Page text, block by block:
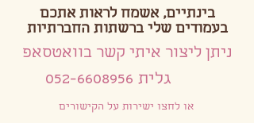
בינתיים, אשמח לראות אתכם
בעמודים שלי ברשתות החברתיות
ניתן ליצור איתי קשר בוואטסאפ
גלית 052-6608956
או לחצו ישירות על הקישורים